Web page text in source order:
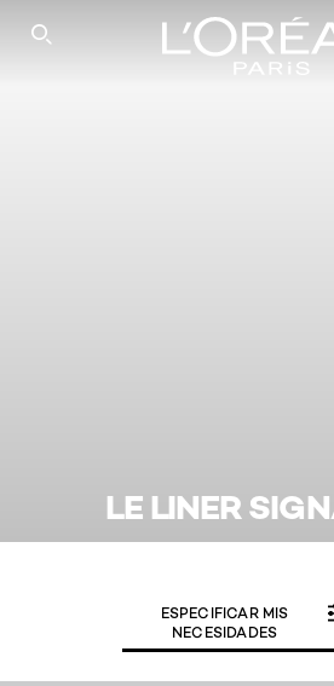
SEARCH THIS SITE
LE LINER
ESPECIFICAR MIS
NECESIDADES